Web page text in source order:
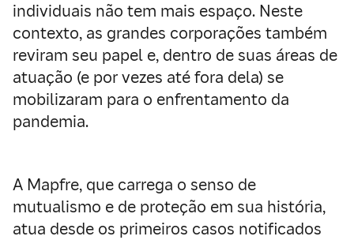
individuais não tem mais espaço. Neste
contexto, as grandes corporações também
reviram seu papel e, dentro de suas áreas de
atuação (e por vezes até fora dela) se
mobilizaram para o enfrentamento da
pandemia.
A Mapfre, que carrega o senso de
mutualismo e de proteção em sua história,
atua desde os primeiros casos notificados